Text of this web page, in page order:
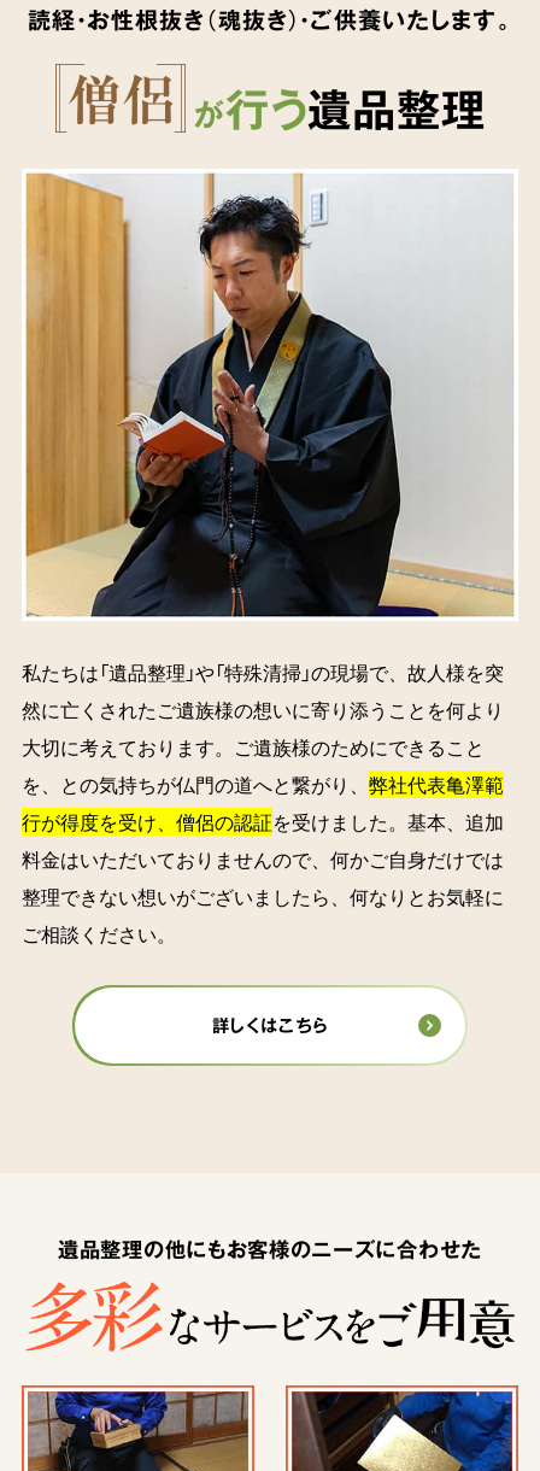
が行う遺品整理
読経・お性根抜き（魂抜き）・ご供養いたします。
私たちは「遺品整理」や「特殊清掃」の現場で、故人様を突
然に亡くされたご遺族様の想いに寄り添うことを何より
大切に考えております。ご遺族様のためにできること
を、との気持ちが仏門の道へと繋がり、 弊社代表亀澤範
行が得度を受け、僧侶の認証を受けました。基本、追加
料金はいただいておりませんので、何かご自身だけでは
整理できない想いがございましたら、何なりとお気軽に
ご相談ください。
詳しくはこちら
遺品整理の他にもお客様のニーズに合わせた